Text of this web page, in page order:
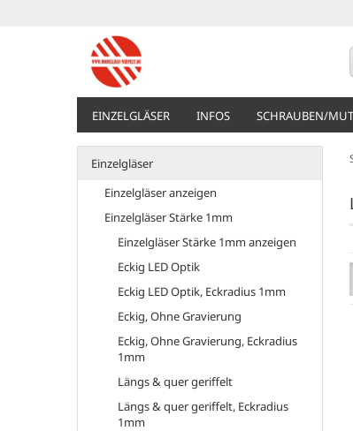
EINZELGLÄSER INFOS SCHRAUBEN/
Einzelgläser
Einzelgläser anzeigen
Einzelgläser Stärke 1mm
Einzelgläser Stärke 1mm anzeigen
Eckig LED Optik
Eckig LED Optik, Eckradius 1mm
Eckig, Ohne Gravierung
Eckig, Ohne Gravierung, Eckradius
1mm
Längs & quer geriffelt
Längs & quer geriffelt, Eckradius
1mm